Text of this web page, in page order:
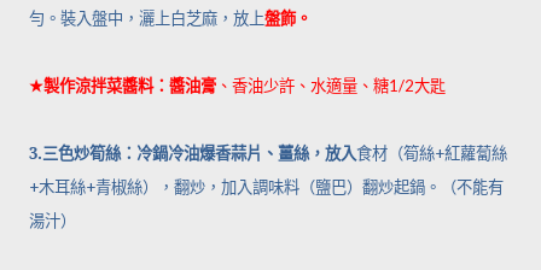
勻。裝入盤中，灑上白芝麻，放上盤飾。
★製作涼拌菜醬料：醬油膏 、香油少許、水適量、糖1/2大匙
3.三色炒筍絲：冷鍋冷油爆香蒜片、薑絲，放入食材（筍絲+紅蘿蔔絲
+木耳絲+青椒絲），翻炒，加入調味料（鹽巴）翻炒起鍋。（不能有
湯汁）